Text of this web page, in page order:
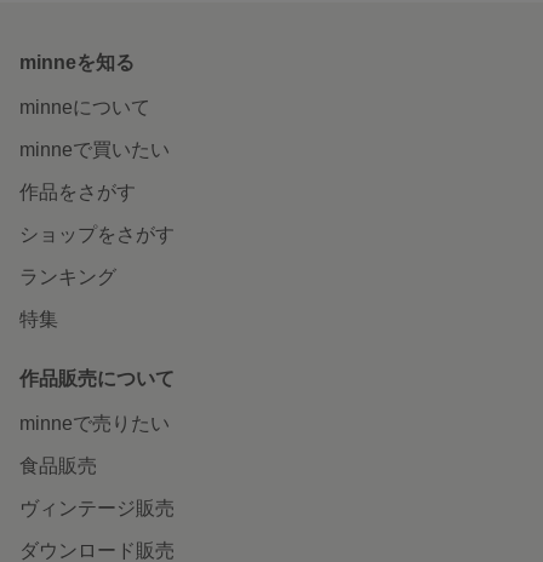
minneを知る
minneについて
minneで買いたい
作品をさがす
ショップをさがす
ランキング
特集
作品販売について
minneで売りたい
食品販売
ヴィンテージ販売
ダウンロード販売